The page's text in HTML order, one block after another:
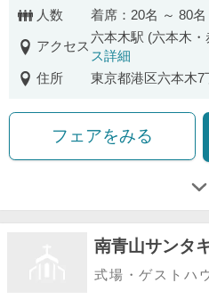
人数
着席：20名 ～ 80名
アクセス
六本木駅 (六本木
ス詳細
住所
東京都港区六本木7
フェアをみる
南青山サンタ
式場・ゲストハ